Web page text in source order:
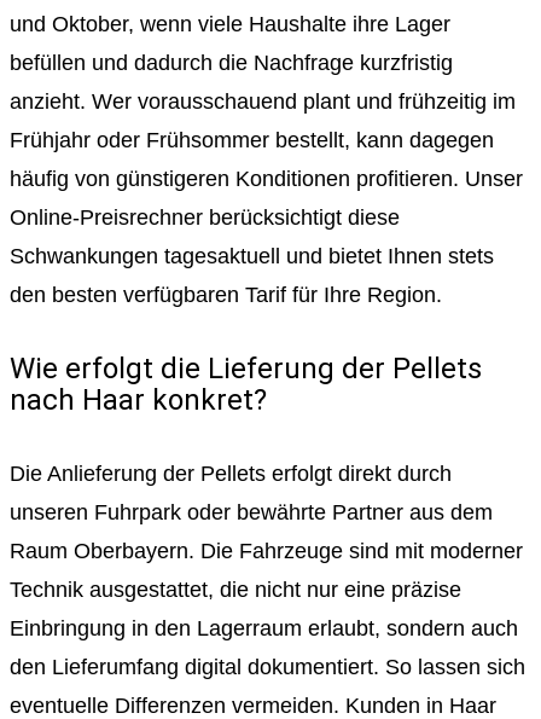
und Oktober, wenn viele Haushalte ihre Lager
befüllen und dadurch die Nachfrage kurzfristig
anzieht. Wer vorausschauend plant und frühzeitig im
Frühjahr oder Frühsommer bestellt, kann dagegen
häufig von günstigeren Konditionen profitieren. Unser
Online-Preisrechner berücksichtigt diese
Schwankungen tagesaktuell und bietet Ihnen stets
den besten verfügbaren Tarif für Ihre Region.
Wie erfolgt die Lieferung der Pellets
nach Haar konkret?
Die Anlieferung der Pellets erfolgt direkt durch
unseren Fuhrpark oder bewährte Partner aus dem
Raum Oberbayern. Die Fahrzeuge sind mit moderner
Technik ausgestattet, die nicht nur eine präzise
Einbringung in den Lagerraum erlaubt, sondern auch
den Lieferumfang digital dokumentiert. So lassen sich
eventuelle Differenzen vermeiden. Kunden in Haar